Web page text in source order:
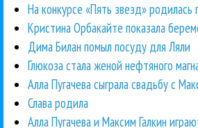
На конкурсе «Пять звезд» родилась
Кристина Орбакайте показала
Дима Билан помыл посуду для Ляли
Глюкоза стала женой нефтяного
Алла Пугачева сыграла свадьбу с
Слава родила
Алла Пугачева и Максим Галкин